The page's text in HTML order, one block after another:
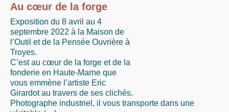
Au cœur de la forge
Exposition du 8 avril au 4
septembre 2022 à la Maison de
l’Outil et de la Pensée Ouvrière à
Troyes.
C’est au cœur de la forge et de la
fonderie en Haute-Marne que
vous emmène l’artiste Eric
Girardot au travers de ses clichés.
Photographe industriel, il vous transporte dans une